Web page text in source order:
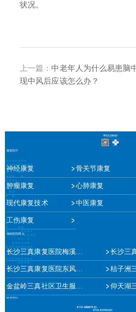
状况。
上一篇： 中老年人为什么易患脑
现中风后应该怎么办？
康复医疗
神经康复 骨关节康复
肿瘤康复 心肺康复
现代康复技术 中医康复
工伤康复
湖南医院网点
长沙三真康复医院梅溪湖院区
长沙三真康复医院东风路院区
金盆岭三真社区卫生服务中心
联系我们
0731-88887025
0731-89702325